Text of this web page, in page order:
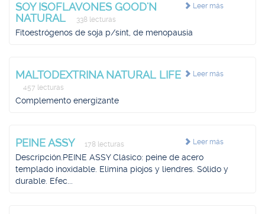
Leer más
SOY ISOFLAVONES GOOD'N
NATURAL
338 lecturas
Fitoestrógenos de soja p/sínt, de menopausia
Leer más
MALTODEXTRINA NATURAL LIFE
457 lecturas
Complemento energizante
Leer más
PEINE ASSY 178 lecturas
Descripción.PEINE ASSY Clásico: peine de acero
templado inoxidable. Elimina piojos y liendres. Sólido y
durable. Efec...